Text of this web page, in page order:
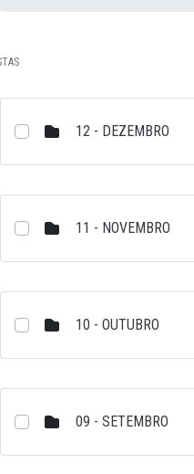
12 - DEZEMBRO
11 - NOVEMBRO
10 - OUTUBRO
09 - SETEMBRO